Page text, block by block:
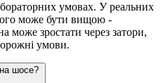
умовах. У реальних
може бути вищою -
може зростати через затори,
умови.
шосе?